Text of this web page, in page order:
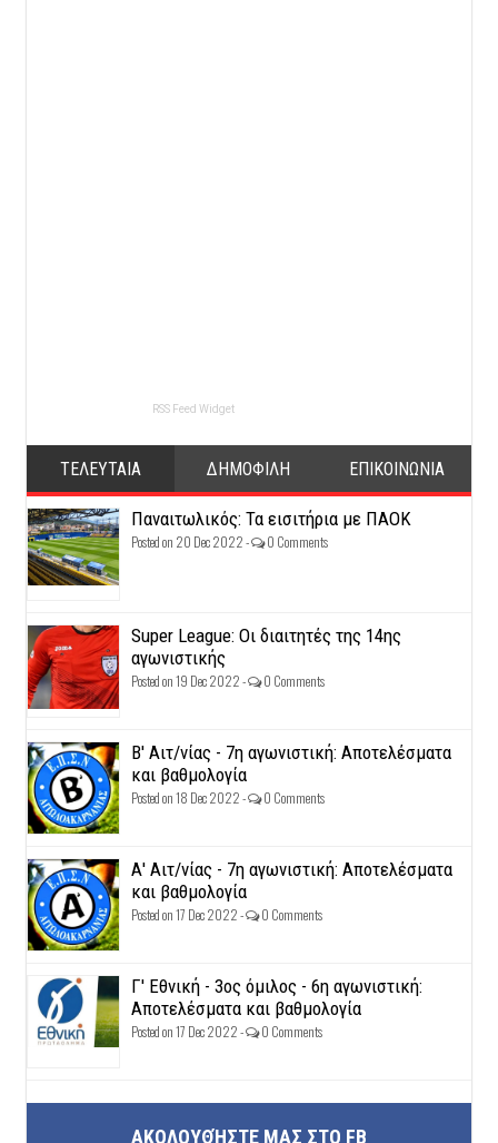
RSS Feed Widget
ΤΕΛΕΥΤΑΙΑ ΔΗΜΟΦΙΛΗ ΕΠΙΚΟΙΝΩΝΙΑ
Παναιτωλικός: Τα εισιτήρια με ΠΑΟΚ
Posted on 20 Dec 2022 - 0 Comments
Super League: Οι διαιτητές της 14ης
αγωνιστικής
Posted on 19 Dec 2022 - 0 Comments
Β' Αιτ/νίας - 7η αγωνιστική: Αποτελέσματα
και βαθμολογία
Posted on 18 Dec 2022 - 0 Comments
Α' Αιτ/νίας - 7η αγωνιστική: Αποτελέσματα
και βαθμολογία
Posted on 17 Dec 2022 - 0 Comments
Γ' Εθνική - 3ος όμιλος - 6η αγωνιστική:
Αποτελέσματα και βαθμολογία
Posted on 17 Dec 2022 - 0 Comments
ΑΚΟΛΟΥΘΉΣΤΕ ΜΑΣ ΣΤΟ FB